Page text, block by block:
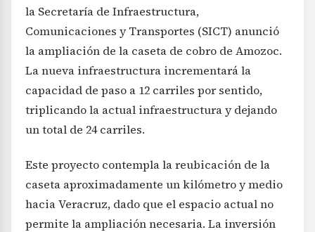
la Secretaría de Infraestructura,
Comunicaciones y Transportes (SICT) anunció
la ampliación de la caseta de cobro de Amozoc.
La nueva infraestructura incrementará la
capacidad de paso a 12 carriles por sentido,
triplicando la actual infraestructura y dejando
un total de 24 carriles.
Este proyecto contempla la reubicación de la
caseta aproximadamente un kilómetro y medio
hacia Veracruz, dado que el espacio actual no
permite la ampliación necesaria. La inversión